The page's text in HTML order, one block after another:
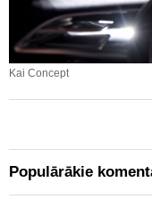
Kai Concept
Populārākie